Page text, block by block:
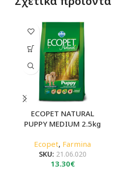
ECOPET NATURAL
PUPPY MEDIUM 2.5kg
Ecopet, Farmina
SKU: 21.06.020
13.30€